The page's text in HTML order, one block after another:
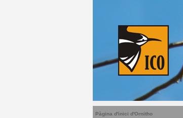
Pàgina d'inici d'Ornitho